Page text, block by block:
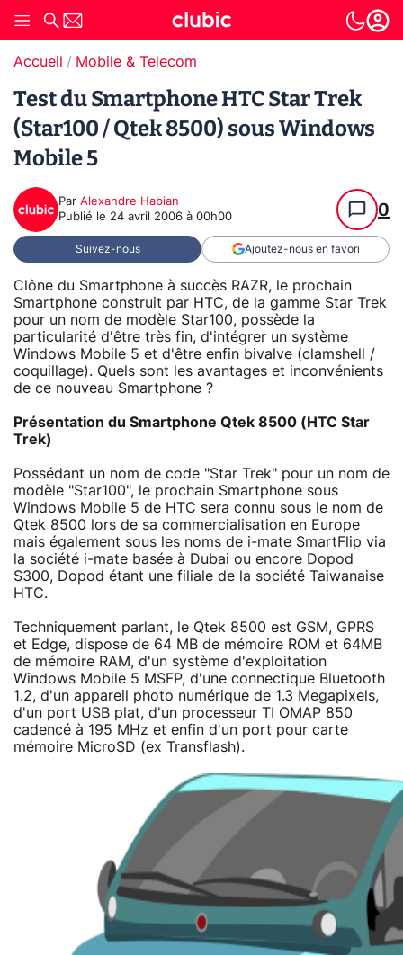
Accueil Mobile & Telecom
Test du Smartphone HTC Star Trek
(Star100 / Qtek 8500) sous Windows
Mobile 5
Par Alexandre Habian
Publié le 24 avril 2006 à 00h00 0
Suivez-nous Ajoutez-nous en favori
Clône du Smartphone à succès RAZR, le prochain
Smartphone construit par HTC, de la gamme Star Trek
pour un nom de modèle Star100, possède la
particularité d'être très fin, d'intégrer un système
Windows Mobile 5 et d'être enfin bivalve (clamshell /
coquillage). Quels sont les avantages et inconvénients
de ce nouveau Smartphone ?
Présentation du Smartphone Qtek 8500 (HTC Star
Trek)
Possédant un nom de code "Star Trek" pour un nom de
modèle "Star100", le prochain Smartphone sous
Windows Mobile 5 de HTC sera connu sous le nom de
Qtek 8500 lors de sa commercialisation en Europe
mais également sous les noms de i-mate SmartFlip via
la société i-mate basée à Dubai ou encore Dopod
S300, Dopod étant une filiale de la société Taiwanaise
HTC.
Techniquement parlant, le Qtek 8500 est GSM, GPRS
et Edge, dispose de 64 MB de mémoire ROM et 64MB
de mémoire RAM, d'un système d'exploitation
Windows Mobile 5 MSFP, d'une connectique Bluetooth
1.2, d'un appareil photo numérique de 1.3 Megapixels,
d'un port USB plat, d'un processeur TI OMAP 850
cadencé à 195 MHz et enfin d'un port pour carte
mémoire MicroSD (ex Transflash).